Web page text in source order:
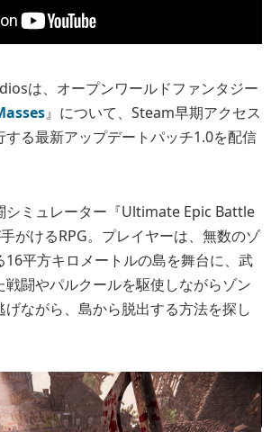
は、オープンワールドファンタジー
』について、Steam早期アクセス
る最新アップデートパッチ1.0を配信
シミュレーター『Ultimate Epic Battle
がけるRPG。プレイヤーは、無数のゾ
16平方キロメートルの島を舞台に、武
闘やパルクールを駆使しながらゾン
げながら、島から脱出する方法を探し